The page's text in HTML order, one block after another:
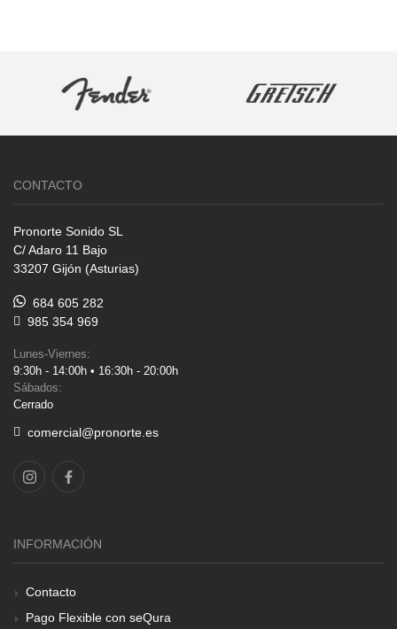
CONTACTO
Pronorte Sonido SL
C/ Adaro 11 Bajo
33207 Gijón (Asturias)
684 605 282
985 354 969
Lunes-Viernes:
9:30h - 14:00h • 16:30h - 20:00h
Sábados:
Cerrado
comercial@pronorte.es
INFORMACIÓN
Contacto
Pago Flexible con seQura